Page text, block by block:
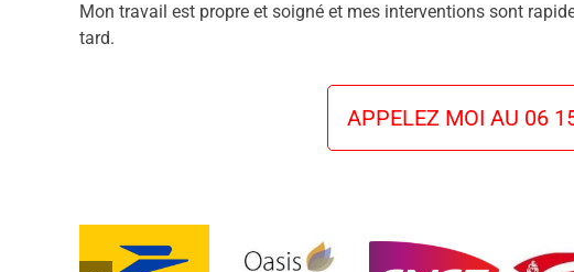
Mon travail est propre et soigné et mes interventions sont
tard.
APPELEZ MOI AU 06